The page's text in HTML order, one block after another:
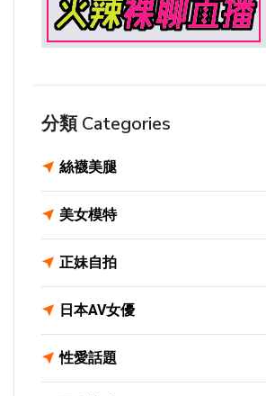
分類 Categories
絲襪美腿
美女模特
正妹自拍
日本AV女優
性愛話題